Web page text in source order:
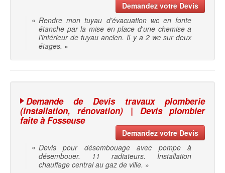
Demandez votre Devis
« Rendre mon tuyau d’évacuation wc en fonte
étanche par la mise en place d'une chemise a
l’intérieur de tuyau ancien. Il y a 2 wc sur deux
étages. »
Demande de Devis travaux plomberie
(installation, rénovation) | Devis plombier
faite à Fosseuse
Demandez votre Devis
« Devis pour désembouage avec pompe à
désembouer. 11 radiateurs. Installation
chauffage central au gaz de ville. »